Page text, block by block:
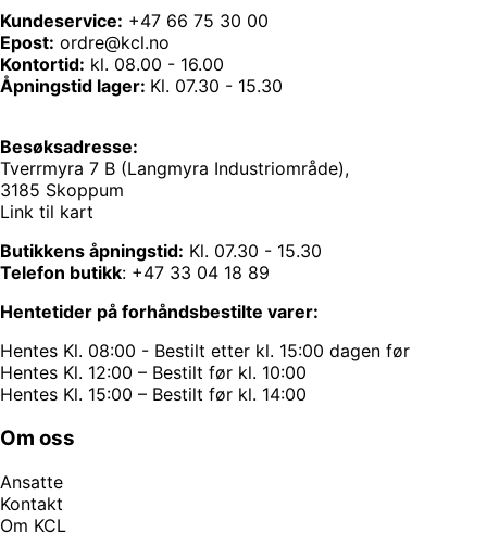
Kundeservice: +47 66 75 30 00
Epost: ordre@kcl.no
Kontortid: kl. 08.00 - 16.00
Åpningstid lager: Kl. 07.30 - 15.30
Besøksadresse:
Tverrmyra 7 B (Langmyra Industriområde),
3185 Skoppum
Link til kart
Butikkens åpningstid: Kl. 07.30 - 15.30
Telefon butikk: +47 33 04 18 89
Hentetider på forhåndsbestilte varer:
Hentes Kl. 08:00 - Bestilt etter kl. 15:00 dagen før
Hentes Kl. 12:00 – Bestilt før kl. 10:00
Hentes Kl. 15:00 – Bestilt før kl. 14:00
Om oss
Ansatte
Kontakt
Om KCL